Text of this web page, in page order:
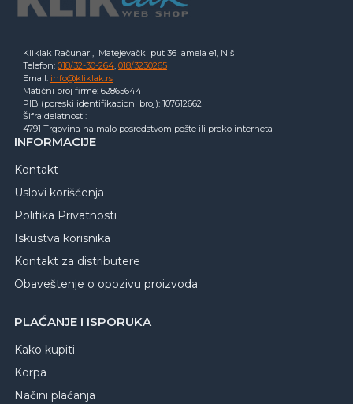
Kliklak Računari, Matejevački put 36 lamela e1, Niš
Telefon: 018/32-30-264, 018/3230265
Email: info@kliklak.rs
Matični broj firme: 62865644
PIB (poreski identifikacioni broj): 107612662
Šifra delatnosti:
4791 Trgovina na malo posredstvom pošte ili preko interneta
INFORMACIJE
Kontakt
Uslovi korišćenja
Politika Privatnosti
Iskustva korisnika
Kontakt za distributere
Obaveštenje o opozivu proizvoda
PLAĆANJE I ISPORUKA
Kako kupiti
Korpa
Načini plaćanja